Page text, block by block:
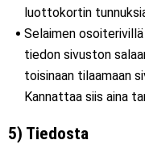
luottokortin
Selaimen
tiedon sivuston
toisinaan tilaamaan
Kannattaa siis aina
5) Tiedosta